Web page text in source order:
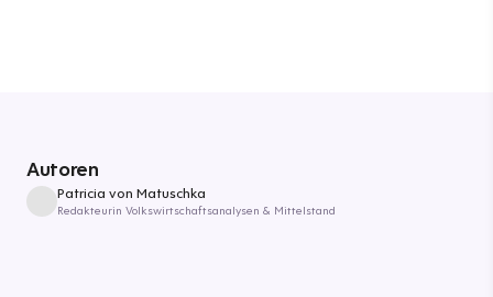
Autoren
Patricia von Matuschka
Redakteurin Volkswirtschaftsanalysen & Mittelstand